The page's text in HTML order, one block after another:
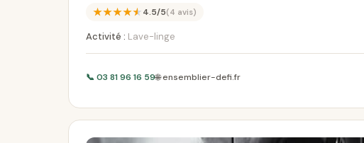
★★★★★4.5/5(4 avis)
Activité : Lave-linge
📞 03 81 96 16 59🌐 ensemblier-defi.fr